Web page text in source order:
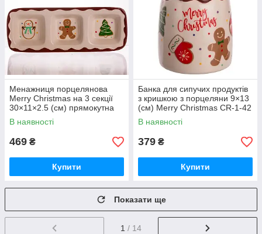
Менажниця порцелянова
Merry Christmas на 3 секції
30×11×2.5 (см) прямокутна
CR-1-41
В наявності
469 ₴
Купити
Банка для сипучих продуктів
з кришкою з порцеляни 9×13
(см) Merry Christmas CR-1-42
В наявності
379 ₴
Купити
Показати ще
1 / 14